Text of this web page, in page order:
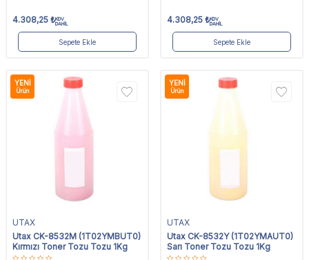
4.308,25 ₺KDV
DAHİL
Sepete Ekle
4.308,25 ₺KDV
DAHİL
Sepete Ekle
YENI
Ürün
UTAX
Utax CK-8532M (1T02YMBUT0)
Kırmızı Toner Tozu Tozu 1Kg
YENI
Ürün
UTAX
Utax CK-8532Y (1T02YMAUT0)
Sarı Toner Tozu Tozu 1Kg